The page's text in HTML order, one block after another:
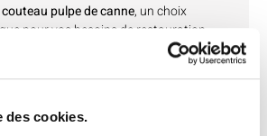
des cookies.
couteau pulpe de canne, un choix
pour vos besoins de restauration.
pulpe de canne, ce couteau est offre
aux ustensiles jetables
de 16 cm, ce couteau pulpe